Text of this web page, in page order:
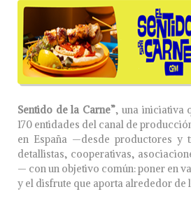
Sentido de la Carne”, una iniciativa
170 entidades del canal de
en España —desde productores y
detallistas, cooperativas,
— con un objetivo común: poner en
y el disfrute que aporta alrededor de